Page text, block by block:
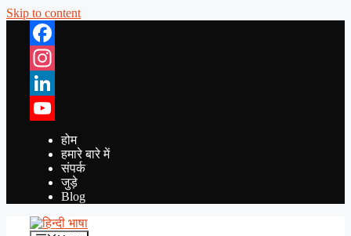
Skip to content
Facebook
Instagram
LinkedIn
YouTube
होम
हमारे बारे में
संपर्क
जुड़े
Blog